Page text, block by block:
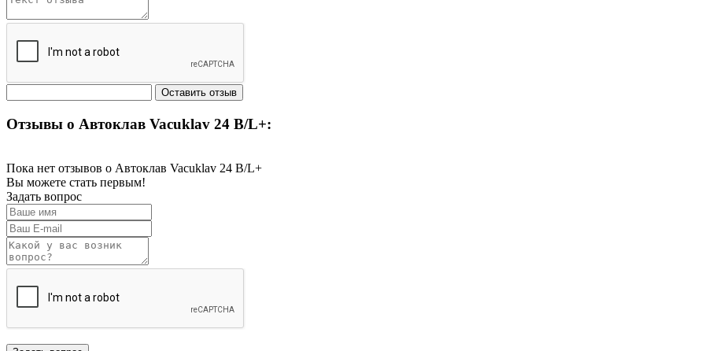
Отзывы о Автоклав Vacuklav 24 B/L+:
Пока нет отзывов о Автоклав Vacuklav 24 B/L+
Вы можете стать первым!
Задать вопрос